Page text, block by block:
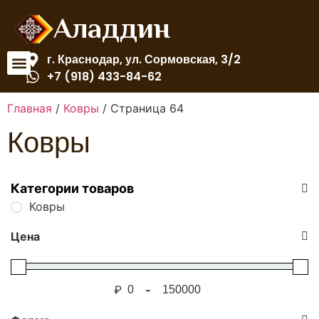
Аладдин
г. Краснодар, ул. Сормовская, 3/2
+7 (918) 433-84-62
Главная / Ковры / Страница 64
Ковры
Категории товаров
Ковры
Цена
₽ -